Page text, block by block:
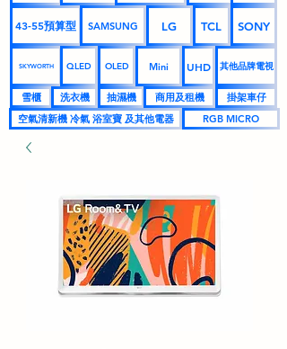
43-55預算型 SAMSUNG LG TCL SONY
SKYWORTH QLED OLED Mini UHD 其他品牌電視
雪櫃 洗衣機 抽濕機 商用及租機
掛架車仔
空氣清新機 冷氣 浴室寶 及其他電器
RGB MICRO